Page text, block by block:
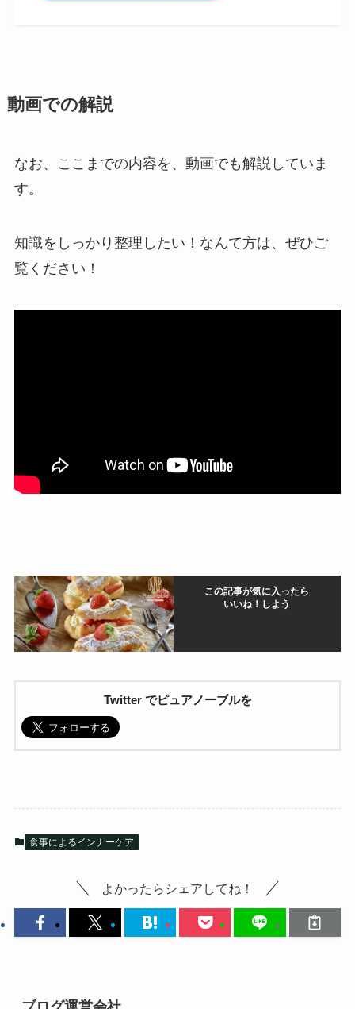
動画での解説
なお、ここまでの内容を、動画でも解説していま
す。
知識をしっかり整理したい！なんて方は、ぜひご
覧ください！
この記事が気に入ったら
いいね！しよう
Twitter でピュアノーブルを
食事によるインナーケア
よかったらシェアしてね！